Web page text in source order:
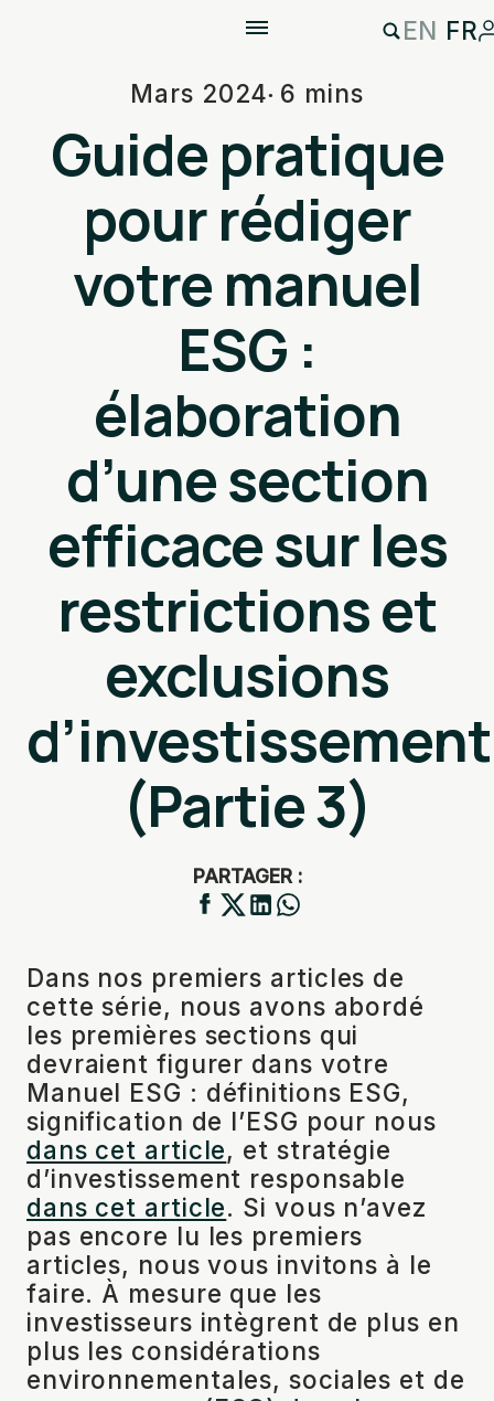
EN FR
Mars 2024 6 mins
Guide pratique
pour rédiger
votre manuel
ESG :
élaboration
d’une section
efficace sur les
restrictions et
exclusions
d’investissement
(Partie 3)
PARTAGER :
Dans nos premiers articles de
cette série, nous avons abordé
les premières sections qui
devraient figurer dans votre
Manuel ESG : définitions ESG,
signification de l’ESG pour nous
dans cet article, et stratégie
d’investissement responsable
dans cet article. Si vous n’avez
pas encore lu les premiers
articles, nous vous invitons à le
faire. À mesure que les
investisseurs intègrent de plus en
plus les considérations
environnementales, sociales et de